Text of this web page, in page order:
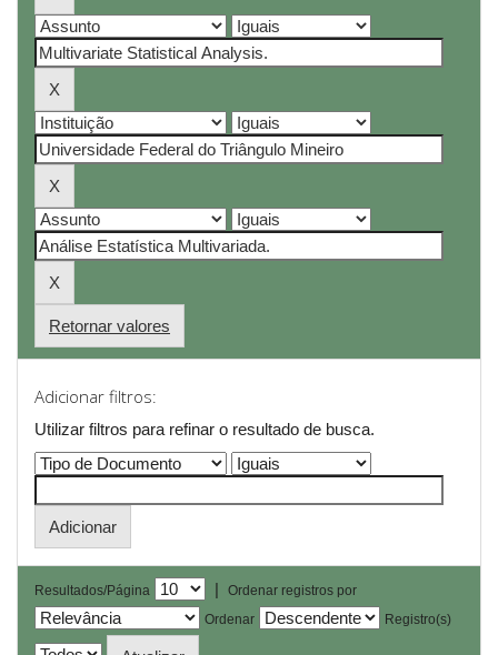
Retornar valores
Adicionar filtros:
Utilizar filtros para refinar o resultado de busca.
Resultados/Página |
Ordenar registros por
Ordenar
Registro(s)